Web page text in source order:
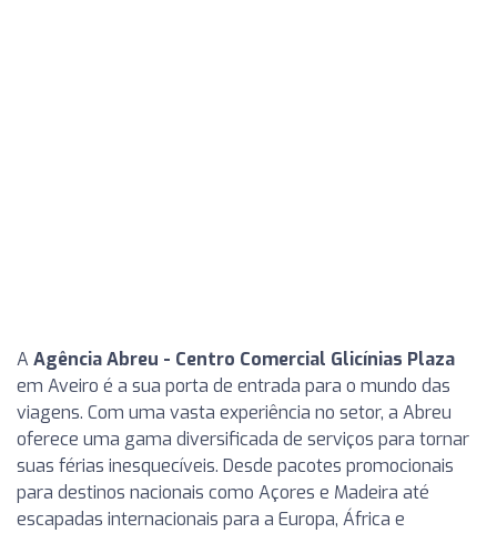
A Agência Abreu - Centro Comercial Glicínias Plaza
em Aveiro é a sua porta de entrada para o mundo das
viagens. Com uma vasta experiência no setor, a Abreu
oferece uma gama diversificada de serviços para tornar
suas férias inesquecíveis. Desde pacotes promocionais
para destinos nacionais como Açores e Madeira até
escapadas internacionais para a Europa, África e